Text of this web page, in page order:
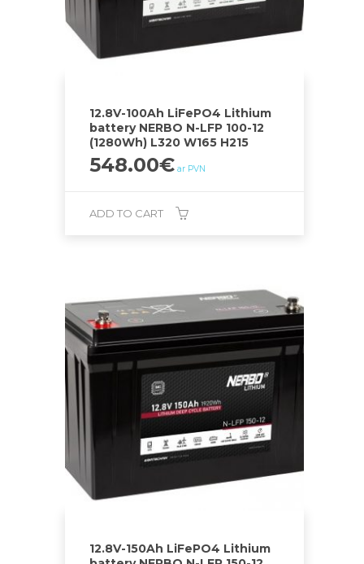
12.8V-100Ah LiFePO4 Lithium
battery NERBO N-LFP 100-12
(1280Wh) L320 W165 H215
548.00€ ar PVN
ADD TO CART
12.8V-150Ah LiFePO4 Lithium